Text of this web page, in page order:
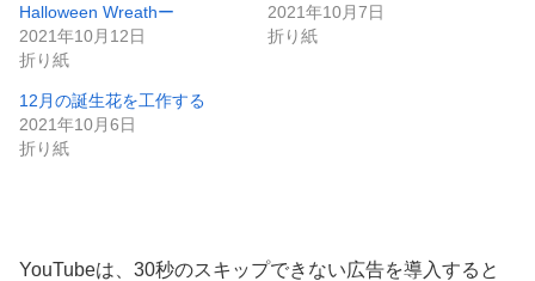
Halloween Wreathー
2021年10月12日
折り紙
2021年10月7日
折り紙
12月の誕生花を工作する
2021年10月6日
折り紙
YouTubeは、30秒のスキップできない広告を導入すると